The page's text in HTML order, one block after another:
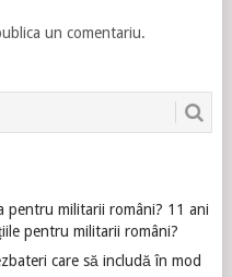
un comentariu.
pentru militarii români? 11 ani
pentru militarii români?
care să includă în mod